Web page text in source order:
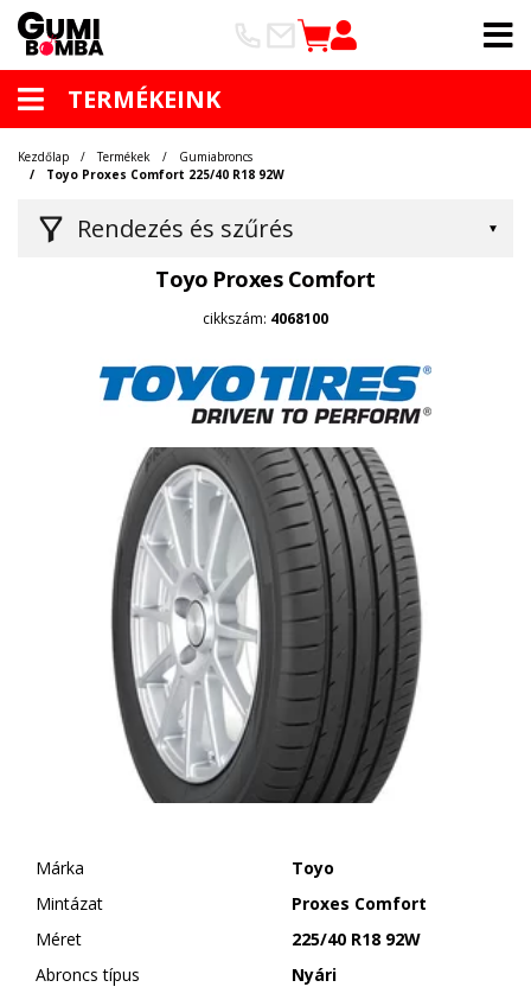
TERMÉKEINK
Rendezés és szűrés
Kezdőlap Termékek
Gumiabroncs
Toyo Proxes Comfort 225/40 R18 92W
Toyo Proxes Comfort
cikkszám: 4068100
Márka
Toyo
Mintázat
Proxes Comfort
Méret
225/40 R18 92W
Abroncs típus
Nyári